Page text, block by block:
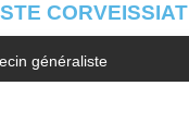
CORVEISSIAT
généraliste